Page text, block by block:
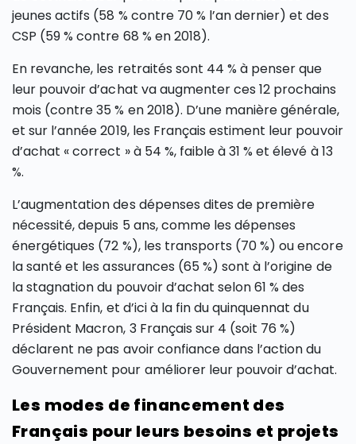
jeunes actifs (58 % contre 70 % l’an dernier) et des
CSP (59 % contre 68 % en 2018).
En revanche, les retraités sont 44 % à penser que
leur pouvoir d’achat va augmenter ces 12 prochains
mois (contre 35 % en 2018). D’une manière générale,
et sur l’année 2019, les Français estiment leur pouvoir
d’achat « correct » à 54 %, faible à 31 % et élevé à 13
%.
L’augmentation des dépenses dites de première
nécessité, depuis 5 ans, comme les dépenses
énergétiques (72 %), les transports (70 %) ou encore
la santé et les assurances (65 %) sont à l’origine de
la stagnation du pouvoir d’achat selon 61 % des
Français. Enfin, et d’ici à la fin du quinquennat du
Président Macron, 3 Français sur 4 (soit 76 %)
déclarent ne pas avoir confiance dans l’action du
Gouvernement pour améliorer leur pouvoir d’achat.
Les modes de financement des
Français pour leurs besoins et projets